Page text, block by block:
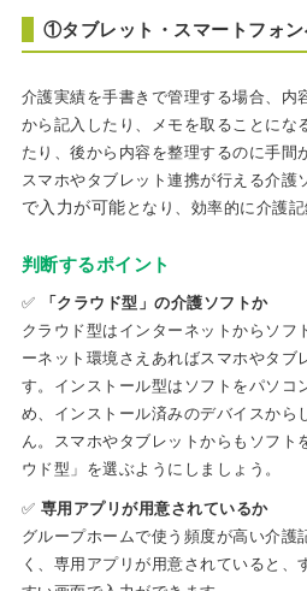
①タブレット・スマートフォン
介護実績を手書きで管理する場合、内
から記入したり、メモを取ることにな
たり、後から内容を整理するのに手間
スマホやタブレット連携が行える介護
で入力が可能 となり、効率的に介護
判断するポイント
✅ 「クラウド型」の介護ソフトか
クラウド型はインターネットからソフ
ーネット環境さえあればスマホやタブ
す。インストール型はソフトをパソコ
め、インストール済みのデバイスから
ん。スマホやタブレットからもソフト
ウド型」を選ぶようにしましょう。
✅ 専用アプリが用意されているか
グループホームで使う頻度が高い介護
く、専用アプリが用意されていると、